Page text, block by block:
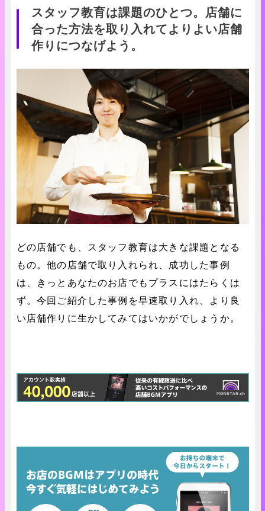
スタッフ教育は課題のひとつ。店舗に
合った方法を取り入れてよりよい店舗
作りにつなげよう。
どの店舗でも、スタッフ教育は大きな課題となる
もの。他の店舗で取り入れられ、成功した事例
は、きっとあなたのお店でもプラスにはたらくは
ず。今回ご紹介した事例を早速取り入れ、より良
い店舗作りに生かしてみてはいかがでしょうか。